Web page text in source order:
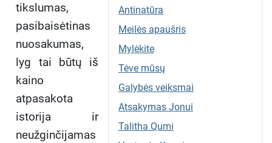
Antinatūra
Meilės apaušris
Mylėkite
Tėve mūsų
Galybės veiksmai
Atsakymas Jonui
Talitha Qumi
tikslumas,
pasibaisėtinas
nuosakumas,
lyg tai būtų iš
kaino
atpasakota
istorija ir
neužginčijamas